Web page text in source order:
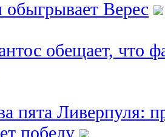
обыгрывает Верес
обещает, что
пята Ливерпуля:
победу